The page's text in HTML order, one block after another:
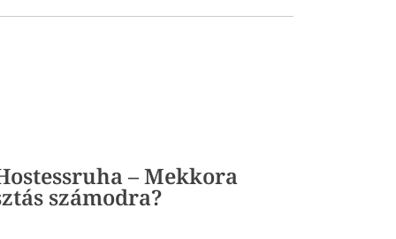
– Mekkora
számodra?